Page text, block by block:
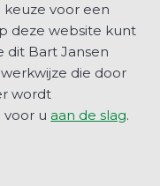
keuze voor een
deze website kunt
dit Bart Jansen
die door
wordt
voor u aan de slag.